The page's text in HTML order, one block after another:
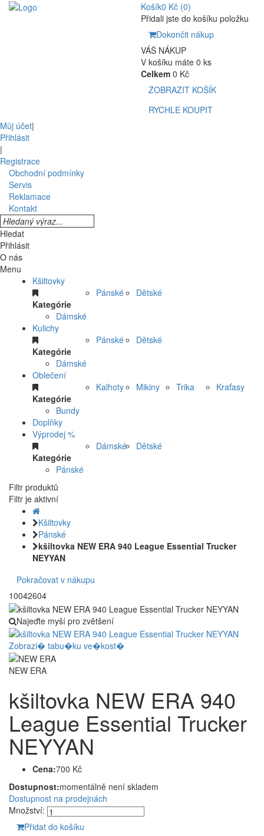
Košík0 Kč (0)
Přidali jste do košíku položku
Dokončit nákup
VÁŠ NÁKUP
V košíku máte 0 ks
Celkem 0 Kč
ZOBRAZIT KOŠÍK
RYCHLE KOUPIT
Můj účet|
Přihlásit
|
Registrace
Obchodní podmínky
Servis
Reklamace
Kontakt
Hledat
Přihlásit
O nás
Menu
Kšiltovky
Kategórie
Dámské
Pánské Dětské
Kulichy
Kategórie
Dámské
Pánské Dětské
Oblečení
Kategórie
Bundy
Kalhoty Mikiny Trika Kraťasy
Doplňky
Výprodej %
Kategórie
Pánské
Dámské Dětské
Filtr produktů
Filtr je aktivní
Kšiltovky
Pánské
kšiltovka NEW ERA 940 League Essential Trucker
NEYYAN
Pokračovat v nákupu
10042604
Najeďte myší pro zvětšení
Zobrazi� tabu�ku ve�kost�
NEW ERA
kšiltovka NEW ERA 940
League Essential Trucker
NEYYAN
Cena:700 Kč
Dostupnost:momentálně není skladem
Dostupnost na prodejnách
Množství:
Přidat do košíku